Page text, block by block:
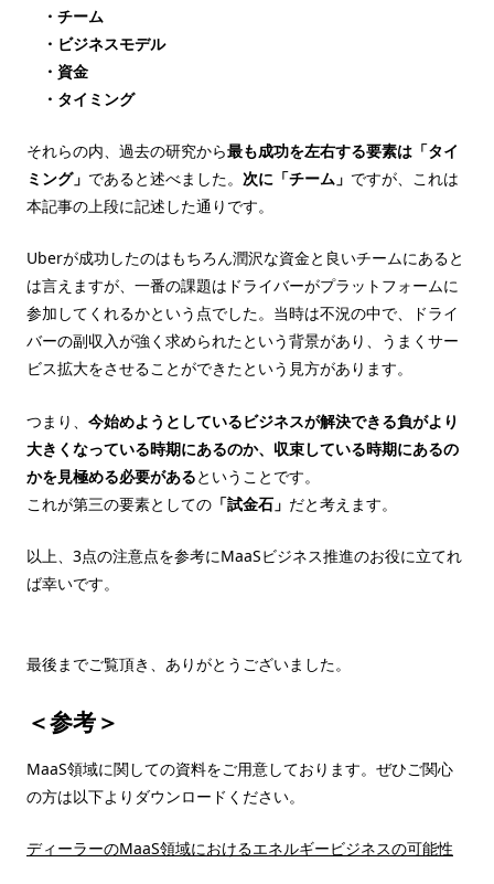
・チーム
・ビジネスモデル
・資金
・タイミング
それらの内、過去の研究から最も成功を左右する要素は「タイ
ミング」 であると述べました。 次に「チーム」 ですが、これは
本記事の上段に記述した通りです。
Uberが成功したのはもちろん潤沢な資金と良いチームにあると
は言えますが、一番の課題はドライバーがプラットフォームに
参加してくれるかという点でした。当時は不況の中で、ドライ
バーの副収入が強く求められたという背景があり、うまくサー
ビス拡大をさせることができたという見方があります。
つまり、 今始めようとしているビジネスが解決できる負がより
大きくなっている時期にあるのか、収束している時期にあるの
かを見極める必要があるということです。
これが第三の要素としての 「試金石」 だと考えます。
以上、3点の注意点を参考にMaaSビジネス推進のお役に立てれ
ば幸いです。
最後までご覧頂き、ありがとうございました。
＜参考＞
MaaS領域に関しての資料をご用意しております。ぜひご関心
の方は以下よりダウンロードください。
ディーラーのMaaS領域におけるエネルギービジネスの可能性